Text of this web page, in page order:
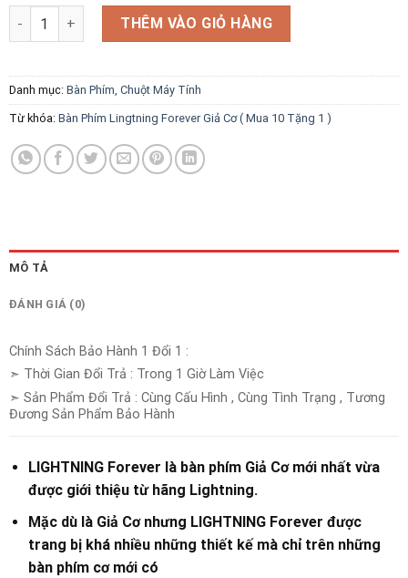
Bàn Phím Lingtning Forever Giả Cơ ( Mua 10 Tặng 1 ) số lượng
THÊM VÀO GIỎ HÀNG
Danh mục: Bàn Phím, Chuột Máy Tính
Từ khóa: Bàn Phím Lingtning Forever Giả Cơ ( Mua 10 Tặng 1 )
MÔ TẢ
ĐÁNH GIÁ (0)
Chính Sách Bảo Hành 1 Đổi 1 :
➣ Thời Gian Đổi Trả : Trong 1 Giờ Làm Việc
➣ Sản Phẩm Đổi Trả : Cùng Cấu Hình , Cùng Tình Trạng , Tương
Đương Sản Phẩm Bảo Hành
LIGHTNING Forever là bàn phím Giả Cơ mới nhất vừa
được giới thiệu từ hãng Lightning.
Mặc dù là Giả Cơ nhưng LIGHTNING Forever được
trang bị khá nhiều những thiết kế mà chỉ trên những
bàn phím cơ mới có